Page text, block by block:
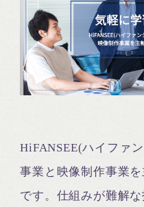
HiFANSEE(ハイファ
事業と映像制作事業
です。仕組みが難解